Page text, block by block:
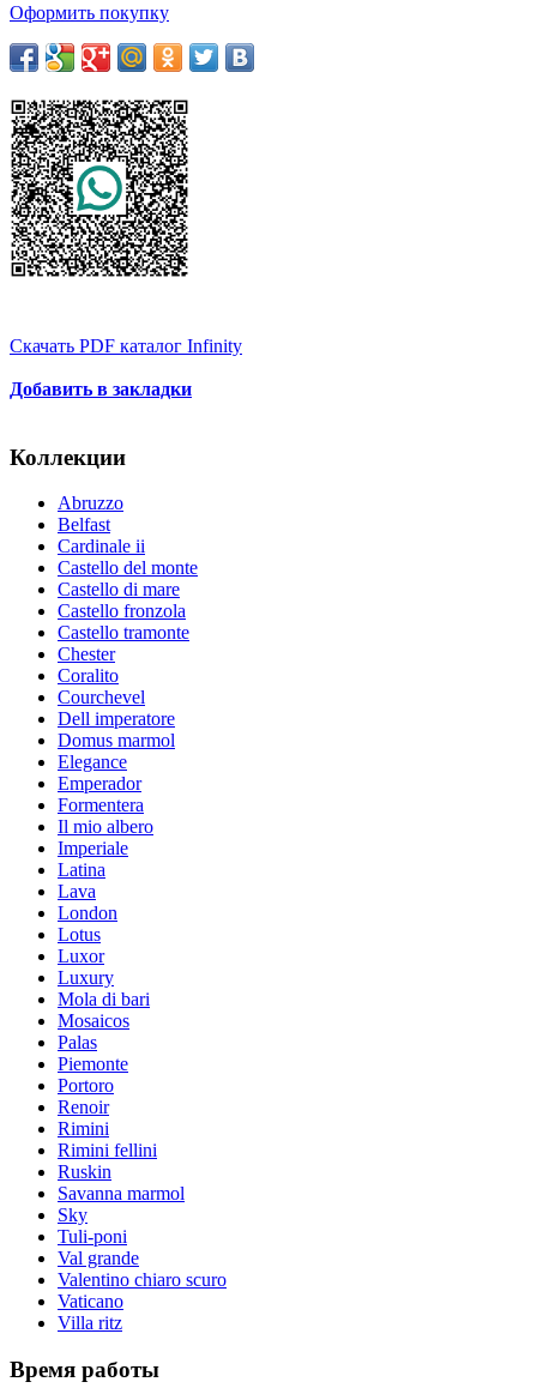
Оформить покупку
Скачать PDF каталог Infinity
Добавить в закладки
Коллекции
Abruzzo
Belfast
Cardinale ii
Castello del monte
Castello di mare
Castello fronzola
Castello tramonte
Chester
Coralito
Courchevel
Dell imperatore
Domus marmol
Elegance
Emperador
Formentera
Il mio albero
Imperiale
Latina
Lava
London
Lotus
Luxor
Luxury
Mola di bari
Mosaicos
Palas
Piemonte
Portoro
Renoir
Rimini
Rimini fellini
Ruskin
Savanna marmol
Sky
Tuli-poni
Val grande
Valentino chiaro scuro
Vaticano
Villa ritz
Время работы